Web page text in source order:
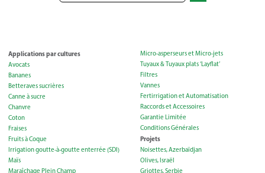
Applications par cultures
Avocats
Bananes
Betteraves sucrières
Canne à sucre
Chanvre
Coton
Fraises
Fruits à Coque
Irrigation goutte-à-goutte enterrée (SDI)
Maïs
Maraîchage Plein Champ
Micro-asperseurs et Micro-jets
Tuyaux & Tuyaux plats ‘Layflat’
Filtres
Vannes
Fertirrigation et Automatisation
Raccords et Accessoires
Garantie Limitée
Conditions Générales
Projets
Noisettes, Azerbaïdjan
Olives, Israël
Griottes, Serbie